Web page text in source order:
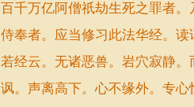
百千万亿阿僧祇劫生死之罪者
侍奉者。应当修习此法华经。
若经云。无诸恶兽。岩穴寂静
讽。声离高下。心不缘外。专